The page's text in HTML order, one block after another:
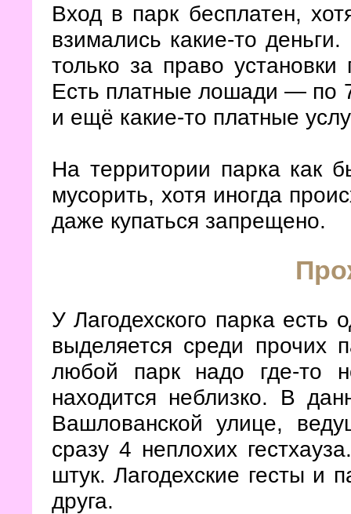
Вход в парк бесплатен,
взимались какие-то
только за право
Есть платные лошади — по
и ещё какие-то платные
На территории парка как
мусорить, хотя иногда
даже купаться запрещено.
У Лагодехского парка есть
выделяется среди
любой парк надо где-то
находится неблизко. В
Вашлованской улице,
сразу 4 неплохих
штук. Лагодехские гесты и
друга.